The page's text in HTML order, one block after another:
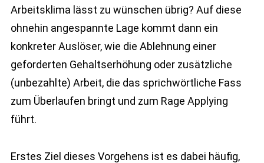
Arbeitsklima lässt zu wünschen übrig? Auf diese
ohnehin angespannte Lage kommt dann ein
konkreter Auslöser, wie die Ablehnung einer
geforderten Gehaltserhöhung oder zusätzliche
(unbezahlte) Arbeit, die das sprichwörtliche Fass
zum Überlaufen bringt und zum Rage Applying
führt.
Erstes Ziel dieses Vorgehens ist es dabei häufig,